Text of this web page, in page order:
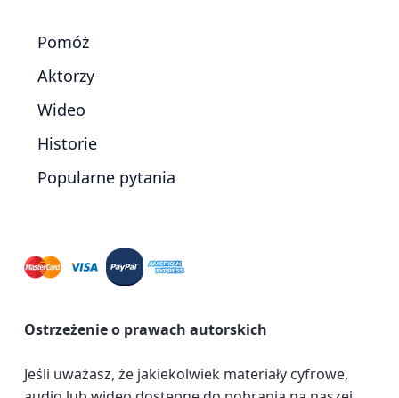
Pomóż
Aktorzy
Wideo
Historie
Popularne pytania
Ostrzeżenie o prawach autorskich
Jeśli uważasz, że jakiekolwiek materiały cyfrowe,